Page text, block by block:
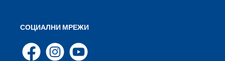
СОЦИАЛНИ МРЕЖИ
Facebook Instagram YouTube